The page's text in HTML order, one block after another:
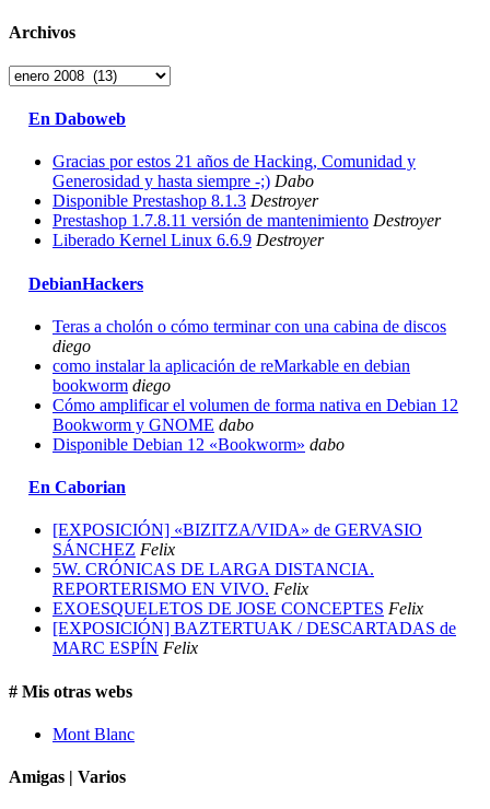
Archivos
Archivos
En Daboweb
Gracias por estos 21 años de Hacking, Comunidad y
Generosidad y hasta siempre -;) Dabo
Disponible Prestashop 8.1.3 Destroyer
Prestashop 1.7.8.11 versión de mantenimiento Destroyer
Liberado Kernel Linux 6.6.9 Destroyer
DebianHackers
Teras a cholón o cómo terminar con una cabina de discos
diego
como instalar la aplicación de reMarkable en debian
bookworm diego
Cómo amplificar el volumen de forma nativa en Debian 12
Bookworm y GNOME dabo
Disponible Debian 12 «Bookworm» dabo
En Caborian
[EXPOSICIÓN] «BIZITZA/VIDA» de GERVASIO
SÁNCHEZ Felix
5W. CRÓNICAS DE LARGA DISTANCIA.
REPORTERISMO EN VIVO. Felix
EXOESQUELETOS DE JOSE CONCEPTES Felix
[EXPOSICIÓN] BAZTERTUAK / DESCARTADAS de
MARC ESPÍN Felix
# Mis otras webs
Mont Blanc
Amigas | Varios